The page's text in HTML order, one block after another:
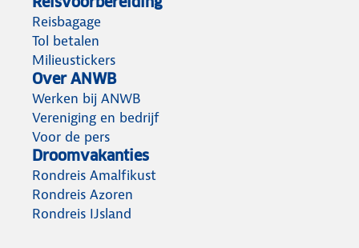
Reisbagage
Tol betalen
Milieustickers
Over ANWB
Werken bij ANWB
Vereniging en bedrijf
Voor de pers
Droomvakanties
Rondreis Amalfikust
Rondreis Azoren
Rondreis IJsland